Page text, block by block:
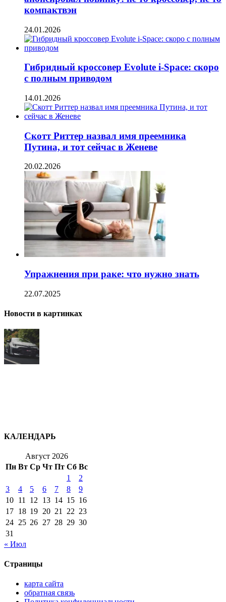
компактвэн
24.01.2026
Гибридный кроссовер Evolute i-Space: скоро
с полным приводом
14.01.2026
Скотт Риттер назвал имя преемника
Путина, и тот сейчас в Женеве
20.02.2026
Упражнения при раке: что нужно знать
22.07.2025
Новости в картинках
КАЛЕНДАРЬ
Август 2026
Пн Вт Ср Чт Пт Сб Вс
1
2
3
4 5 6 7 8
9
10 11 12 13 14 15 16
17 18 19 20 21 22 23
24 25 26 27 28 29 30
31
« Июл
Страницы
карта сайта
обратная связь